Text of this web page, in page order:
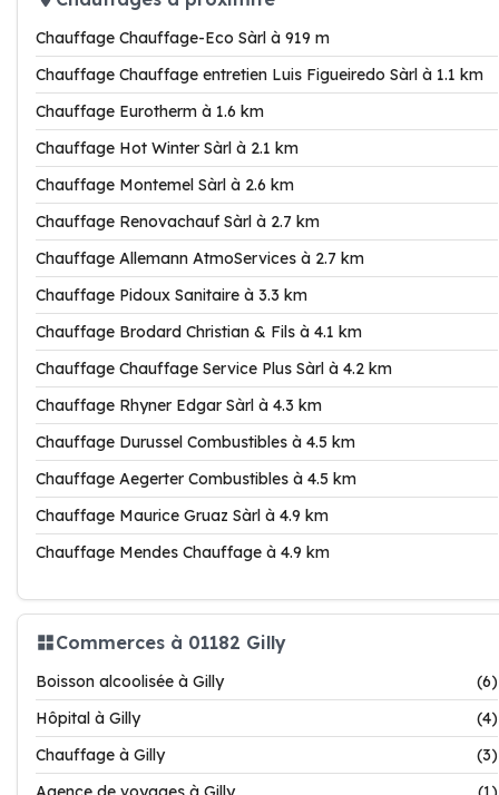
Chauffage Chauffage-Eco Sàrl à 919 m
Chauffage Chauffage entretien Luis Figueiredo Sàrl à 1.1 km
Chauffage Eurotherm à 1.6 km
Chauffage Hot Winter Sàrl à 2.1 km
Chauffage Montemel Sàrl à 2.6 km
Chauffage Renovachauf Sàrl à 2.7 km
Chauffage Allemann AtmoServices à 2.7 km
Chauffage Pidoux Sanitaire à 3.3 km
Chauffage Brodard Christian & Fils à 4.1 km
Chauffage Chauffage Service Plus Sàrl à 4.2 km
Chauffage Rhyner Edgar Sàrl à 4.3 km
Chauffage Durussel Combustibles à 4.5 km
Chauffage Aegerter Combustibles à 4.5 km
Chauffage Maurice Gruaz Sàrl à 4.9 km
Chauffage Mendes Chauffage à 4.9 km
Commerces à 01182 Gilly
Boisson alcoolisée à Gilly
(6)
Hôpital à Gilly
(4)
Chauffage à Gilly
(3)